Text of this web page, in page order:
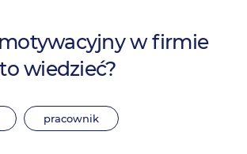
w firmie
wiedzieć?
pracownik